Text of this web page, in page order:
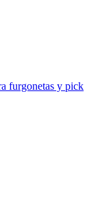
furgonetas y pick